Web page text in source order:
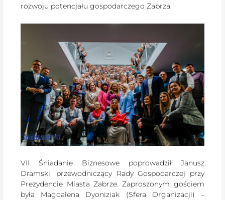
rozwoju potencjału gospodarczego Zabrza.
VII Śniadanie Biznesowe poprowadził Janusz
Dramski, przewodniczący Rady Gospodarczej przy
Prezydencie Miasta Zabrze. Zaproszonym gościem
była Magdalena Dyoniziak (Sfera Organizacji) –